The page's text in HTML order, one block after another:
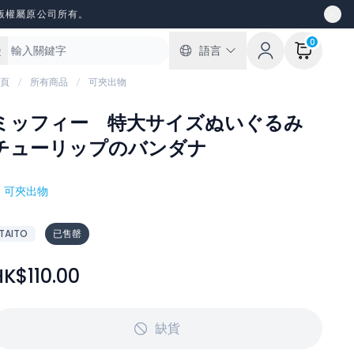
屬原公司所有。
語言
0
所有商品 可夾出物
ッフィー 特大サイズぬいぐるみ
ューリップのバンダナ
可夾出物
TAITO 已售罄
缺貨